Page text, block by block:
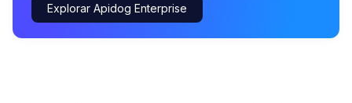
Explorar Apidog Enterprise